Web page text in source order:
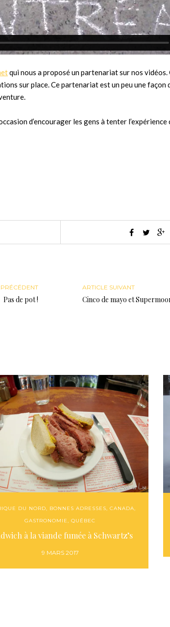
qui nous a proposé un partenariat sur nos
sur place. Ce partenariat est un peu une façon
d’encourager les gens à tenter l’expérience
Pas de pot !
ARTICLE SUIVANT
Cinco de mayo et
DU NORD, BONNES ADRESSES,CANADA,
GASTRONOMIE,QUÉBEC
à la viande fumée à Schwartz’s
9 MARS 2017